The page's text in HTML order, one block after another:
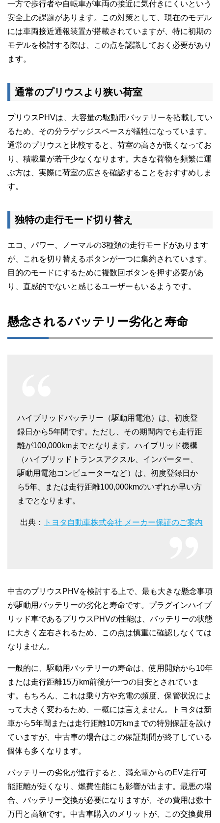
一方で歩行者や自転車が車両の接近に気付きにくいという
安全上の課題があります。この対策として、現在のモデル
には車両接近通報装置が搭載されていますが、特に初期の
モデルを検討する際は、この点を認識しておく必要があり
ます。
通常のプリウスより狭い荷室
プリウスPHVは、大容量の駆動用バッテリーを搭載してい
るため、その分ラゲッジスペースが犠牲になっています。
通常のプリウスと比較すると、荷室の高さが低くなってお
り、積載量が若干少なくなります。大きな荷物を頻繁に運
ぶ方は、実際に荷室の広さを確認することをおすすめしま
す。
独特の走行モード切り替え
エコ、パワー、ノーマルの3種類の走行モードがあります
が、これを切り替えるボタンが一つに集約されています。
目的のモードにするために複数回ボタンを押す必要があ
り、直感的でないと感じるユーザーもいるようです。
懸念されるバッテリー劣化と寿命
ハイブリッドバッテリー（駆動用電池）は、初度登
録日から5年間です。ただし、その期間内でも走行距
離が100,000kmまでとなります。ハイブリッド機構
（ハイブリッドトランスアクスル、インバーター、
駆動用電池コンピューターなど）は、初度登録日か
ら5年、または走行距離100,000kmのいずれか早い方
までとなります。
出典： トヨタ自動車株式会社 メーカー保証のご案内
中古のプリウスPHVを検討する上で、最も大きな懸念事項
が駆動用バッテリーの劣化と寿命です。プラグインハイブ
リッド車であるプリウスPHVの性能は、バッテリーの状態
に大きく左右されるため、この点は慎重に確認しなくては
なりません。
一般的に、駆動用バッテリーの寿命は、使用開始から10年
または走行距離15万km前後が一つの目安とされていま
す。もちろん、これは乗り方や充電の頻度、保管状況によ
って大きく変わるため、一概には言えません。トヨタは新
車から5年間または走行距離10万kmまでの特別保証を設け
ていますが、中古車の場合はこの保証期間が終了している
個体も多くなります。
バッテリーの劣化が進行すると、満充電からのEV走行可
能距離が短くなり、燃費性能にも影響が出ます。最悪の場
合、バッテリー交換が必要になりますが、その費用は数十
万円と高額です。中古車購入のメリットが、この交換費用